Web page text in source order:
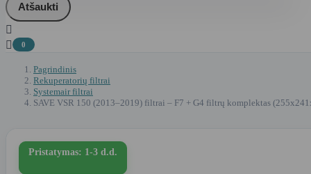
Atšaukti


0
Pagrindinis
Rekuperatorių filtrai
Systemair filtrai
SAVE VSR 150 (2013–2019) filtrai – F7 + G4 filtrų komplektas
Pristatymas: 1-3 d.d.